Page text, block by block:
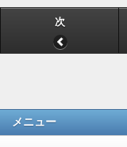
次
メニュー